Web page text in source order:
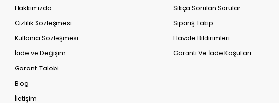
Hakkımızda
Gizlilik Sözleşmesi
Kullanıcı Sözleşmesi
İade ve Değişim
Garanti Talebi
Blog
İletişim
Sıkça Sorulan Sorular
Sipariş Takip
Havale Bildirimleri
Garanti Ve İade Koşulları